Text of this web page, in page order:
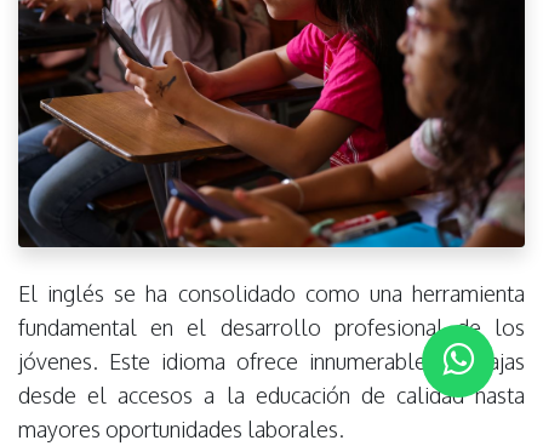
El inglés se ha consolidado como una herramienta
fundamental en el desarrollo profesional de los
jóvenes. Este idioma ofrece innumerables ventajas
desde el accesos a la educación de calidad hasta
mayores oportunidades laborales.